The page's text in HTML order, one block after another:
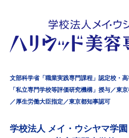
文部科学省「職業実践専門課程」認定校・
「私立専門学校等評価研究機構」授与／東
／厚生労働大臣指定／東京都知事認可
学校法⼈ メイ・ウシヤマ学園